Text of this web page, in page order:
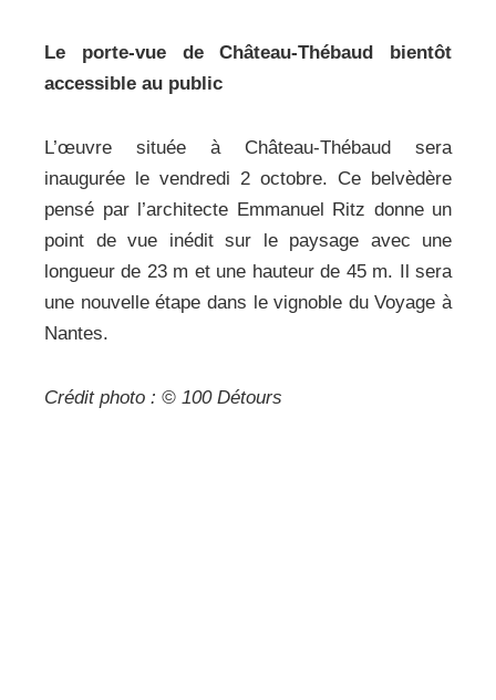
Le porte-vue de Château-Thébaud bientôt
accessible au public
L’œuvre située à Château-Thébaud sera
inaugurée le vendredi 2 octobre. Ce belvèdère
pensé par l’architecte Emmanuel Ritz donne un
point de vue inédit sur le paysage avec une
longueur de 23 m et une hauteur de 45 m. Il sera
une nouvelle étape dans le vignoble du Voyage à
Nantes.
Crédit photo : © 100 Détours